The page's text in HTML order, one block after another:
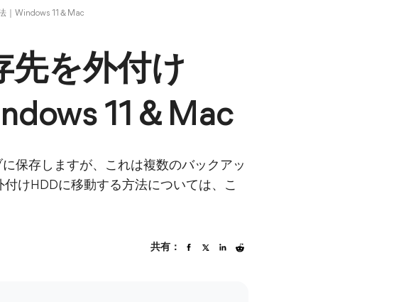
｜Windows 11＆Mac
先を外付け
11＆Mac
保存しますが、これは複数のバックアッ
けHDDに移動する方法については、こ
共有：